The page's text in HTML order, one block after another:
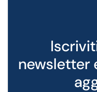
newsletter